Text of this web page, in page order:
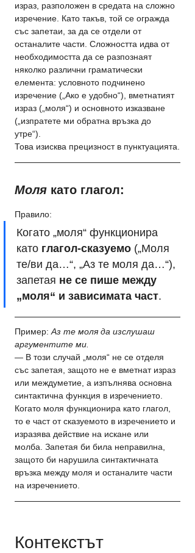
израз, разположен в средата на сложно
изречение. Като такъв, той се огражда
със запетаи, за да се отдели от
останалите части. Сложността идва от
необходимостта да се разпознаят
няколко различни граматически
елемента: условното подчинено
изречение („Ако е удобно“), вметнатият
израз („моля“) и основното изказване
(„изпратете ми обратна връзка до
утре“).
Това изисква прецизност в пунктуацията.
Моля като глагол:
Правило:
Когато „моля“ функционира
като глагол-сказуемо („Моля
те/ви да…“, „Аз те моля да…“),
запетая не се пише между
„моля“ и зависимата част.
Пример: Аз те моля да изслушаш
аргументите ми.
— В този случай „моля“ не се отделя
със запетая, защото не е вметнат израз
или междуметие, а изпълнява основна
синтактична функция в изречението.
Когато моля функционира като глагол,
то е част от сказуемото в изречението и
изразява действие на искане или
молба. Запетая би била неправилна,
защото би нарушила синтактичната
връзка между моля и останалите части
на изречението.
Контекстът